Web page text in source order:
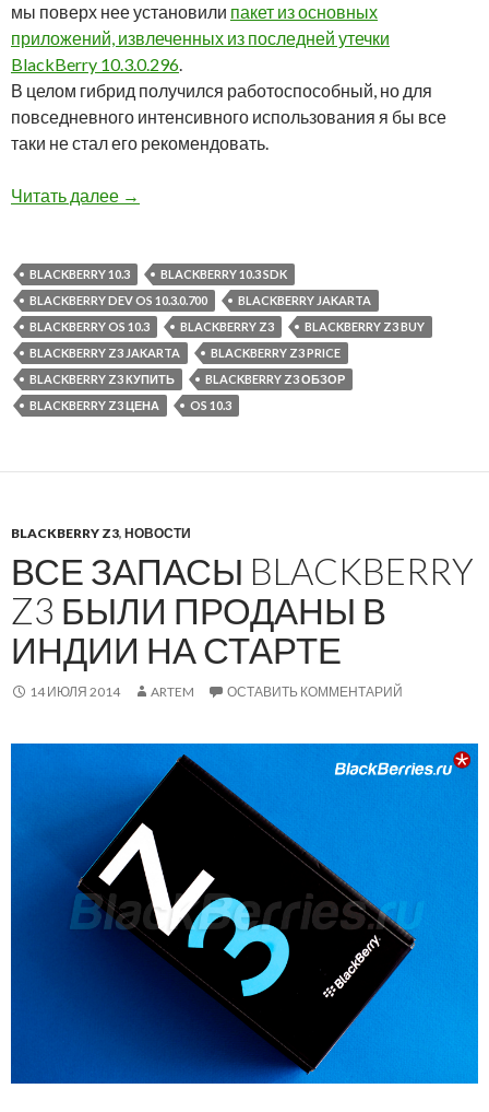
мы поверх нее установили пакет из основных
приложений, извлеченных из последней утечки
BlackBerry 10.3.0.296.
В целом гибрид получился работоспособный, но для
повседневного интенсивного использования я бы все
таки не стал его рекомендовать.
Читать далее Обзор BlackBerry Z3 и BlackBerry OS
→
BLACKBERRY 10.3
BLACKBERRY 10.3 SDK
BLACKBERRY DEV OS 10.3.0.700
BLACKBERRY JAKARTA
BLACKBERRY OS 10.3
BLACKBERRY Z3
BLACKBERRY Z3 BUY
BLACKBERRY Z3 JAKARTA
BLACKBERRY Z3 PRICE
BLACKBERRY Z3 КУПИТЬ
BLACKBERRY Z3 ОБЗОР
BLACKBERRY Z3 ЦЕНА
OS 10.3
BLACKBERRY Z3, НОВОСТИ
ВСЕ ЗАПАСЫ BLACKBERRY
Z3 БЫЛИ ПРОДАНЫ В
ИНДИИ НА СТАРТЕ
14 ИЮЛЯ 2014 ARTEM ОСТАВИТЬ КОММЕНТАРИЙ